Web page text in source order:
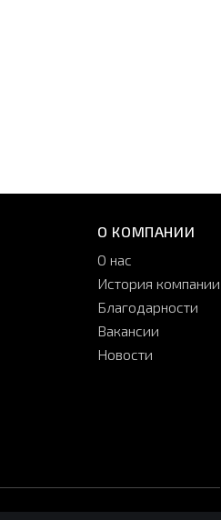
О КОМПАНИИ
О нас
История компании
Благодарности
Вакансии
Новости
принимаем: мы в соцсетях: